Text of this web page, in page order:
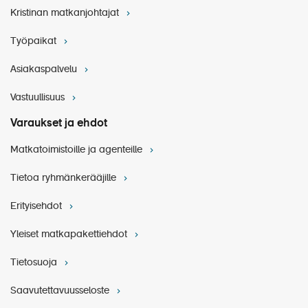
kohtauksia egyptiläisestä mytologiasta: Isiksestä, joka
muumioi Osiriksen hänen kuolemansa jälkeen.
pitkä, 111 m korkea ja ylhäällä 40 m leveä.
Kristinan matkanjohtajat
Työpaikat
Asiakaspalvelu
Vastuullisuus
Varaukset ja ehdot
Matkatoimistoille ja agenteille
Tietoa ryhmänkerääjille
Erityisehdot
Yleiset matkapakettiehdot
Tietosuoja
Saavutettavuusseloste